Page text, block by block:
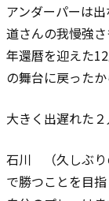
アンダーパーは
道さんの我慢強
年還暦を迎えた
の舞台に戻ったか
大きく出遅れた
石川 （久しぶり
で勝つことを目